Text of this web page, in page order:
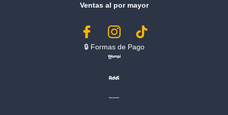
Ventas al por mayor
🔒︎ Formas de Pago